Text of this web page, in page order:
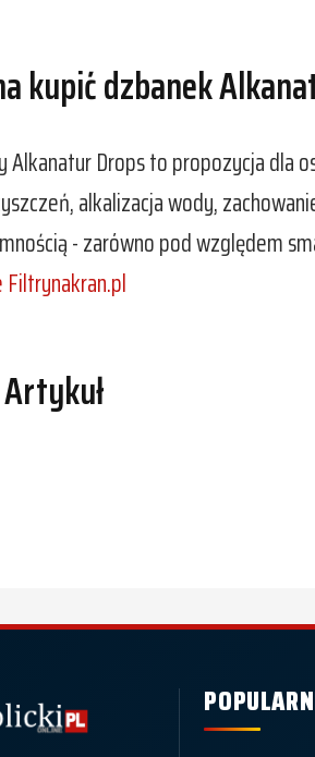
kupić dzbanek
Alkanatur Drops to propozycja dla
alkalizacja wody,
- zarówno pod względem